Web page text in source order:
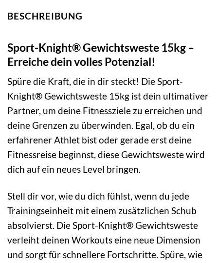
BESCHREIBUNG
Sport-Knight® Gewichtsweste 15kg –
Erreiche dein volles Potenzial!
Spüre die Kraft, die in dir steckt! Die Sport-
Knight® Gewichtsweste 15kg ist dein ultimativer
Partner, um deine Fitnessziele zu erreichen und
deine Grenzen zu überwinden. Egal, ob du ein
erfahrener Athlet bist oder gerade erst deine
Fitnessreise beginnst, diese Gewichtsweste wird
dich auf ein neues Level bringen.
Stell dir vor, wie du dich fühlst, wenn du jede
Trainingseinheit mit einem zusätzlichen Schub
absolvierst. Die Sport-Knight® Gewichtsweste
verleiht deinen Workouts eine neue Dimension
und sorgt für schnellere Fortschritte. Spüre, wie